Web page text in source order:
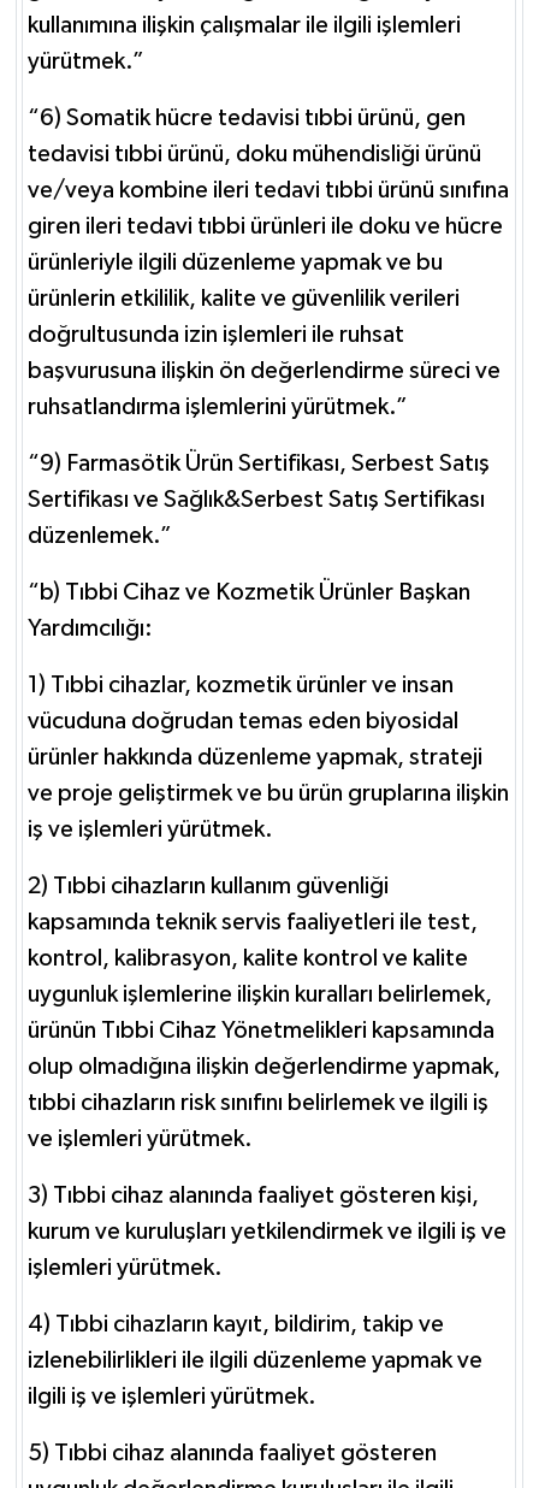
kullanımına ilişkin çalışmalar ile ilgili işlemleri
yürütmek.”
“6) Somatik hücre tedavisi tıbbi ürünü, gen
tedavisi tıbbi ürünü, doku mühendisliği ürünü
ve/veya kombine ileri tedavi tıbbi ürünü sınıfına
giren ileri tedavi tıbbi ürünleri ile doku ve hücre
ürünleriyle ilgili düzenleme yapmak ve bu
ürünlerin etkililik, kalite ve güvenlilik verileri
doğrultusunda izin işlemleri ile ruhsat
başvurusuna ilişkin ön değerlendirme süreci ve
ruhsatlandırma işlemlerini yürütmek.”
“9) Farmasötik Ürün Sertifikası, Serbest Satış
Sertifikası ve Sağlık&Serbest Satış Sertifikası
düzenlemek.”
“b) Tıbbi Cihaz ve Kozmetik Ürünler Başkan
Yardımcılığı:
1) Tıbbi cihazlar, kozmetik ürünler ve insan
vücuduna doğrudan temas eden biyosidal
ürünler hakkında düzenleme yapmak, strateji
ve proje geliştirmek ve bu ürün gruplarına ilişkin
iş ve işlemleri yürütmek.
2) Tıbbi cihazların kullanım güvenliği
kapsamında teknik servis faaliyetleri ile test,
kontrol, kalibrasyon, kalite kontrol ve kalite
uygunluk işlemlerine ilişkin kuralları belirlemek,
ürünün Tıbbi Cihaz Yönetmelikleri kapsamında
olup olmadığına ilişkin değerlendirme yapmak,
tıbbi cihazların risk sınıfını belirlemek ve ilgili iş
ve işlemleri yürütmek.
3) Tıbbi cihaz alanında faaliyet gösteren kişi,
kurum ve kuruluşları yetkilendirmek ve ilgili iş ve
işlemleri yürütmek.
4) Tıbbi cihazların kayıt, bildirim, takip ve
izlenebilirlikleri ile ilgili düzenleme yapmak ve
ilgili iş ve işlemleri yürütmek.
5) Tıbbi cihaz alanında faaliyet gösteren